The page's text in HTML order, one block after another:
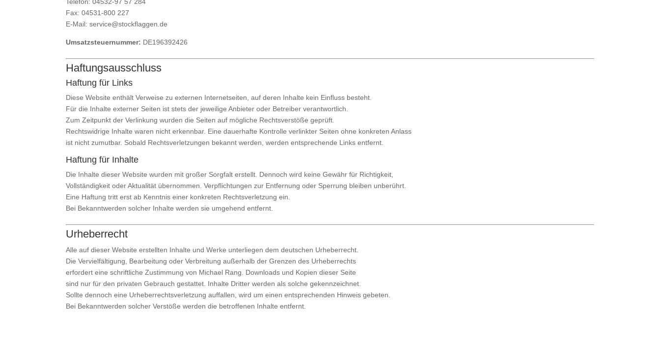
Fax: 04531-800 227
E-Mail: service@stockflaggen.de
Umsatzsteuernummer: DE196392426
Haftungsausschluss
Haftung für Links
Diese Website enthält Verweise zu externen Internetseiten, auf deren Inhalte kein Einfluss besteht.
Für die Inhalte externer Seiten ist stets der jeweilige Anbieter oder Betreiber verantwortlich.
Zum Zeitpunkt der Verlinkung wurden die Seiten auf mögliche Rechtsverstöße geprüft.
Rechtswidrige Inhalte waren nicht erkennbar. Eine dauerhafte Kontrolle verlinkter Seiten ohne konkreten Anlass
ist nicht zumutbar. Sobald Rechtsverletzungen bekannt werden, werden entsprechende Links entfernt.
Haftung für Inhalte
Die Inhalte dieser Website wurden mit großer Sorgfalt erstellt. Dennoch wird keine Gewähr für Richtigkeit,
Vollständigkeit oder Aktualität übernommen. Verpflichtungen zur Entfernung oder Sperrung bleiben unberührt.
Eine Haftung tritt erst ab Kenntnis einer konkreten Rechtsverletzung ein.
Bei Bekanntwerden solcher Inhalte werden sie umgehend entfernt.
Urheberrecht
Alle auf dieser Website erstellten Inhalte und Werke unterliegen dem deutschen Urheberrecht.
Die Vervielfältigung, Bearbeitung oder Verbreitung außerhalb der Grenzen des Urheberrechts
erfordert eine schriftliche Zustimmung von Michael Rang. Downloads und Kopien dieser Seite
sind nur für den privaten Gebrauch gestattet. Inhalte Dritter werden als solche gekennzeichnet.
Sollte dennoch eine Urheberrechtsverletzung auffallen, wird um einen entsprechenden Hinweis gebeten.
Bei Bekanntwerden solcher Verstöße werden die betroffenen Inhalte entfernt.